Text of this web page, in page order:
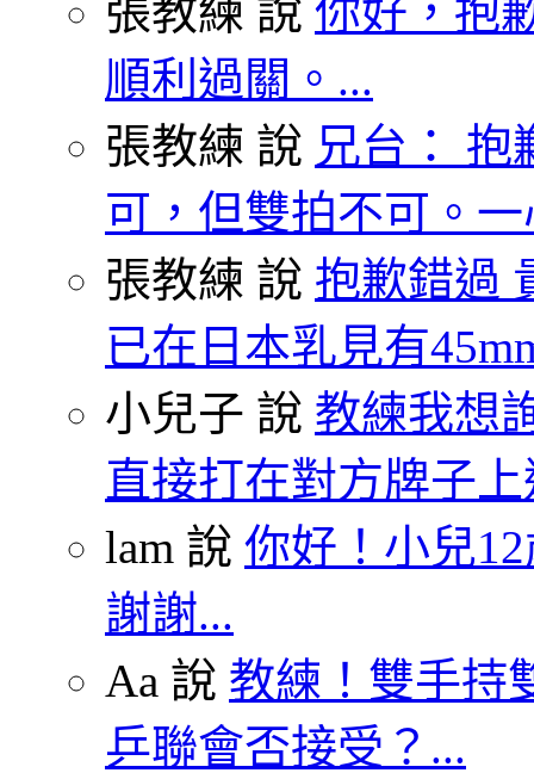
張教練 說 你好，抱
順利過關。...
張教練 說 兄台： 抱
可，但雙拍不可。一
張教練 說 抱歉錯過
已在日本乳見有
小兒子 說 教練我想
直接打在對方牌子
lam 說 你好！小兒
謝謝...
Aa 說 教練！雙手持
乒聯會否接受？...